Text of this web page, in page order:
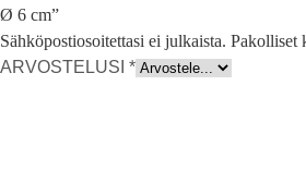
Ø 6 cm”
Sähköpostiosoitettasi ei julkaista. Pakolliset
ARVOSTELUSI *